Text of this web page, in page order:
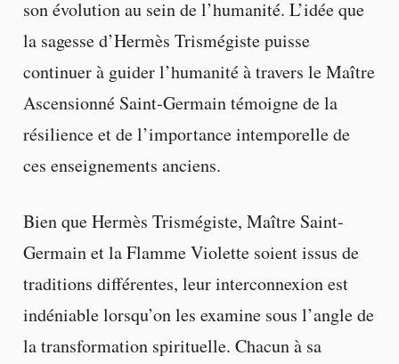
son évolution au sein de l’humanité. L’idée que
la sagesse d’Hermès Trismégiste puisse
continuer à guider l’humanité à travers le Maître
Ascensionné Saint-Germain témoigne de la
résilience et de l’importance intemporelle de
ces enseignements anciens.
Bien que Hermès Trismégiste, Maître Saint-
Germain et la Flamme Violette soient issus de
traditions différentes, leur interconnexion est
indéniable lorsqu’on les examine sous l’angle de
la transformation spirituelle. Chacun à sa